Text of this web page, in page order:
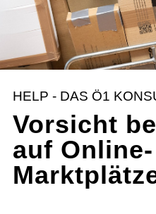
HELP - DAS Ö1
Vorsicht
auf Online-